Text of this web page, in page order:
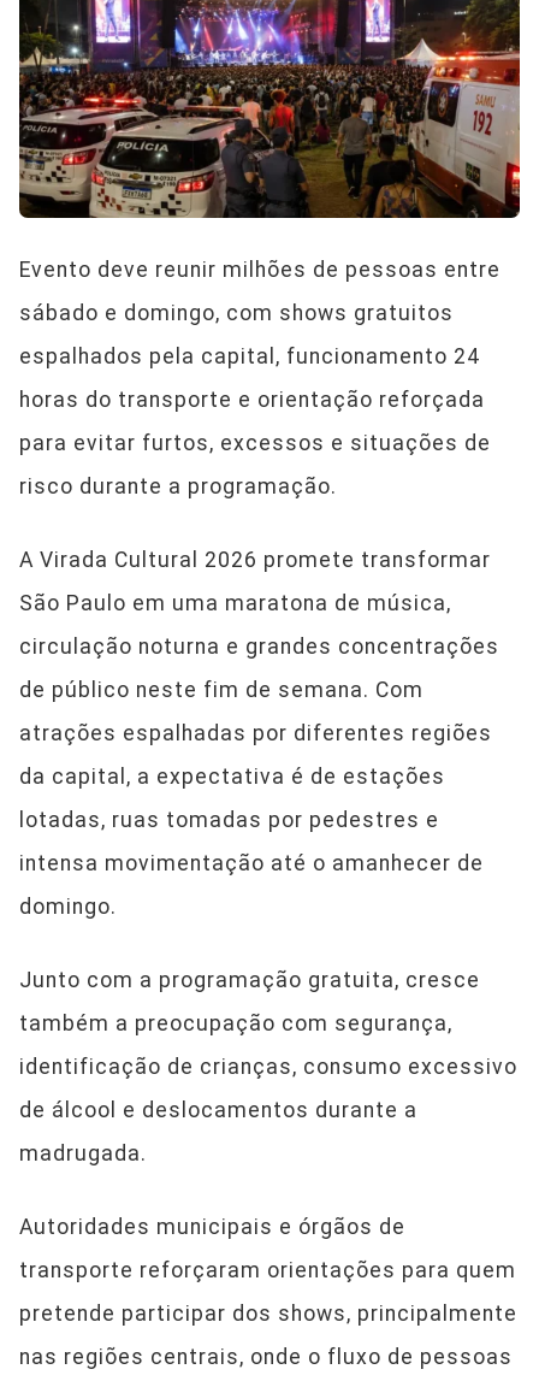
Evento deve reunir milhões de pessoas entre
sábado e domingo, com shows gratuitos
espalhados pela capital, funcionamento 24
horas do transporte e orientação reforçada
para evitar furtos, excessos e situações de
risco durante a programação.
A Virada Cultural 2026 promete transformar
São Paulo em uma maratona de música,
circulação noturna e grandes concentrações
de público neste fim de semana. Com
atrações espalhadas por diferentes regiões
da capital, a expectativa é de estações
lotadas, ruas tomadas por pedestres e
intensa movimentação até o amanhecer de
domingo.
Junto com a programação gratuita, cresce
também a preocupação com segurança,
identificação de crianças, consumo excessivo
de álcool e deslocamentos durante a
madrugada.
Autoridades municipais e órgãos de
transporte reforçaram orientações para quem
pretende participar dos shows, principalmente
nas regiões centrais, onde o fluxo de pessoas